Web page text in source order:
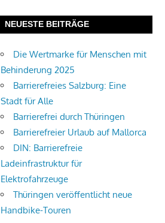
NEUESTE BEITRÄGE
Die Wertmarke für Menschen mit
Behinderung 2025
Barrierefreies Salzburg: Eine
Stadt für Alle
Barrierefrei durch Thüringen
Barrierefreier Urlaub auf Mallorca
DIN: Barrierefreie
Ladeinfrastruktur für
Elektrofahrzeuge
Thüringen veröffentlicht neue
Handbike-Touren